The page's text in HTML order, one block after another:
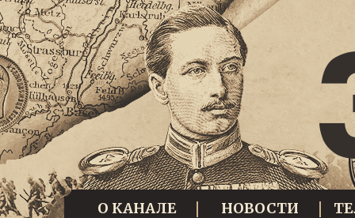
О КАНАЛЕ НОВОСТИ